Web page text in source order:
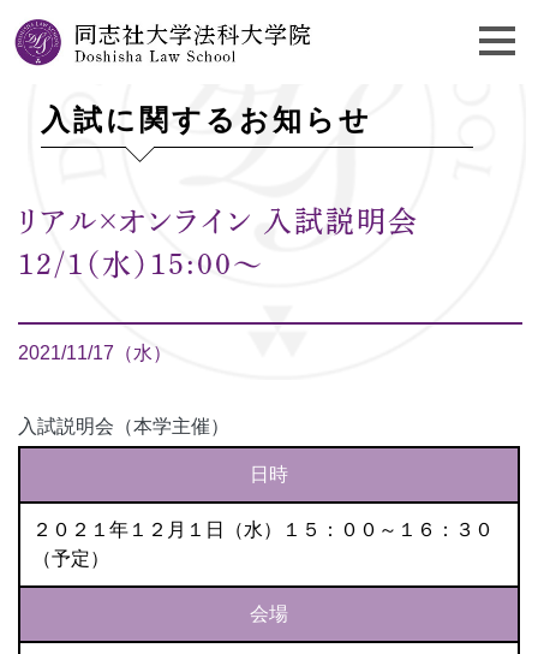
入試に関するお知らせ
リアル×オンライン 入試説明会
12/1（水）15:00〜
2021/11/17（水）
入試説明会（本学主催）
日時
２０２１年１２月１日（水）１５：００～１６：３０
（予定）
会場